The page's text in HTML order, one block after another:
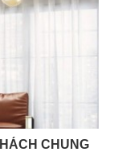
CHUNG